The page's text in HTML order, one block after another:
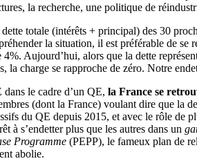
la recherche, une politique de
totale (intérêts + principal) des 30
la situation, il est préférable de se
Aujourd’hui, alors que la dette
la charge se rapproche de zéro. Notre
dans le cadre d’un QE,la France se
(dont la France) voulant dire que la
du QE depuis 2015, et avec le rôle de
à s’endetter plus que les autres dans un
Programme (PEPP), le fameux plan de
abolie.